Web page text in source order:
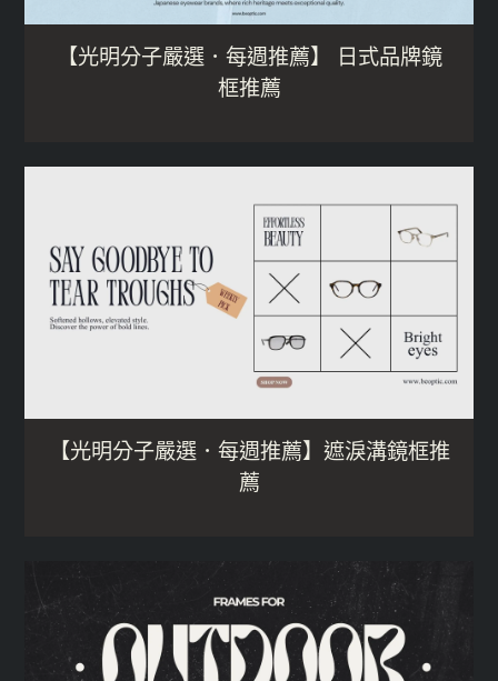
【光明分子嚴選．每週推薦】 日式品牌鏡
框推薦
【光明分子嚴選．每週推薦】遮淚溝鏡框推
薦